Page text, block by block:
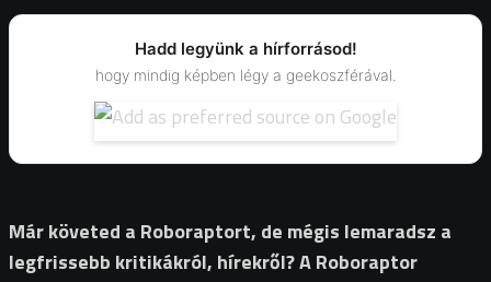
Hadd legyünk a hírforrásod!
hogy mindig képben légy a geekoszférával.
Már követed a Roboraptort, de mégis lemaradsz a
legfrissebb kritikákról, hírekről? A Roboraptor